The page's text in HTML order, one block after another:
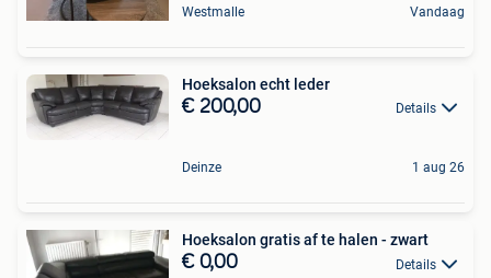
Westmalle Vandaag
Hoeksalon echt leder
€ 200,00 Details
Deinze 1 aug 26
Hoeksalon gratis af te halen - zwart
€ 0,00 Details